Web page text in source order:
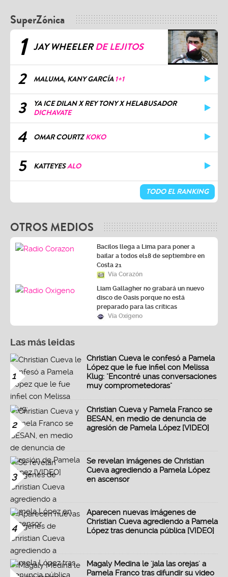
SuperZónica
1 JAY WHEELERDE LEJITOS
2 MALUMA, KANY GARCÍA 1+1
3
YA ICE DILAN X REY TONY X HELABUSADOR
DICHAVATE
4 OMAR COURTZKOKO
5 KATTEYESALO
TODO EL RANKING
OTROS MEDIOS
Bacilos llega a Lima para poner a
bailar a todos el18 de septiembre en
Costa 21
Vía Corazón
Liam Gallagher no grabará un nuevo
disco de Oasis porque no está
preparado para las críticas
Vía Oxígeno
Las más leidas
1
Christian Cueva le confesó a Pamela
López que le fue infiel con Melissa
Klug: "Encontré unas conversaciones
muy comprometedoras"
2
Christian Cueva y Pamela Franco se
BESAN, en medio de denuncia de
agresión de Pamela López [VIDEO]
3
Se revelan imágenes de Christian
Cueva agrediendo a Pamela López
en ascensor
4
Aparecen nuevas imágenes de
Christian Cueva agrediendo a Pamela
López tras denuncia pública [VIDEO]
Magaly Medina le 'jala las orejas' a
Pamela Franco tras difundir su video